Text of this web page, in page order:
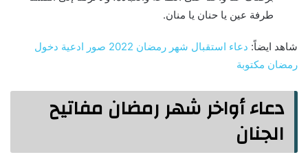
طرفة عين يا حنان يا منان.
شاهد ايضاً:
دعاء استقبال شهر رمضان 2022 صور ادعية دخول
رمضان مكتوبة
دعاء أواخر شهر رمضان مفاتيح
الجنان